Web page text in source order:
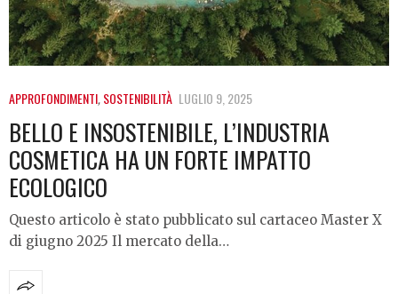
APPROFONDIMENTI,SOSTENIBILITÀ LUGLIO 9, 2025
BELLO E INSOSTENIBILE, L’INDUSTRIA
COSMETICA HA UN FORTE IMPATTO
ECOLOGICO
Questo articolo è stato pubblicato sul cartaceo Master X
di giugno 2025 Il mercato della…